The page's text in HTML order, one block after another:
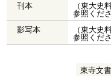
刊本
（東大史
参照くだ
影写本
（東大史
参照くだ
東寺文